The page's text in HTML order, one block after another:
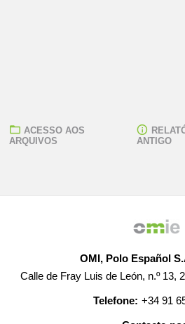
ACESSO AOS
ARQUIVOS
ANTIGO
OMI, Polo Español
Calle de Fray Luis de León, n.º 13,
Telefone: +34 91